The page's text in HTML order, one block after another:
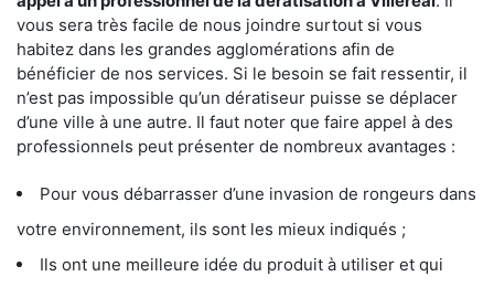
vous sera très facile de nous joindre surtout si vous
habitez dans les grandes agglomérations afin de
bénéficier de nos services. Si le besoin se fait ressentir, il
n’est pas impossible qu’un dératiseur puisse se déplacer
d’une ville à une autre. Il faut noter que faire appel à des
professionnels peut présenter de nombreux avantages :
Pour vous débarrasser d’une invasion de rongeurs dans
votre environnement, ils sont les mieux indiqués ;
Ils ont une meilleure idée du produit à utiliser et qui